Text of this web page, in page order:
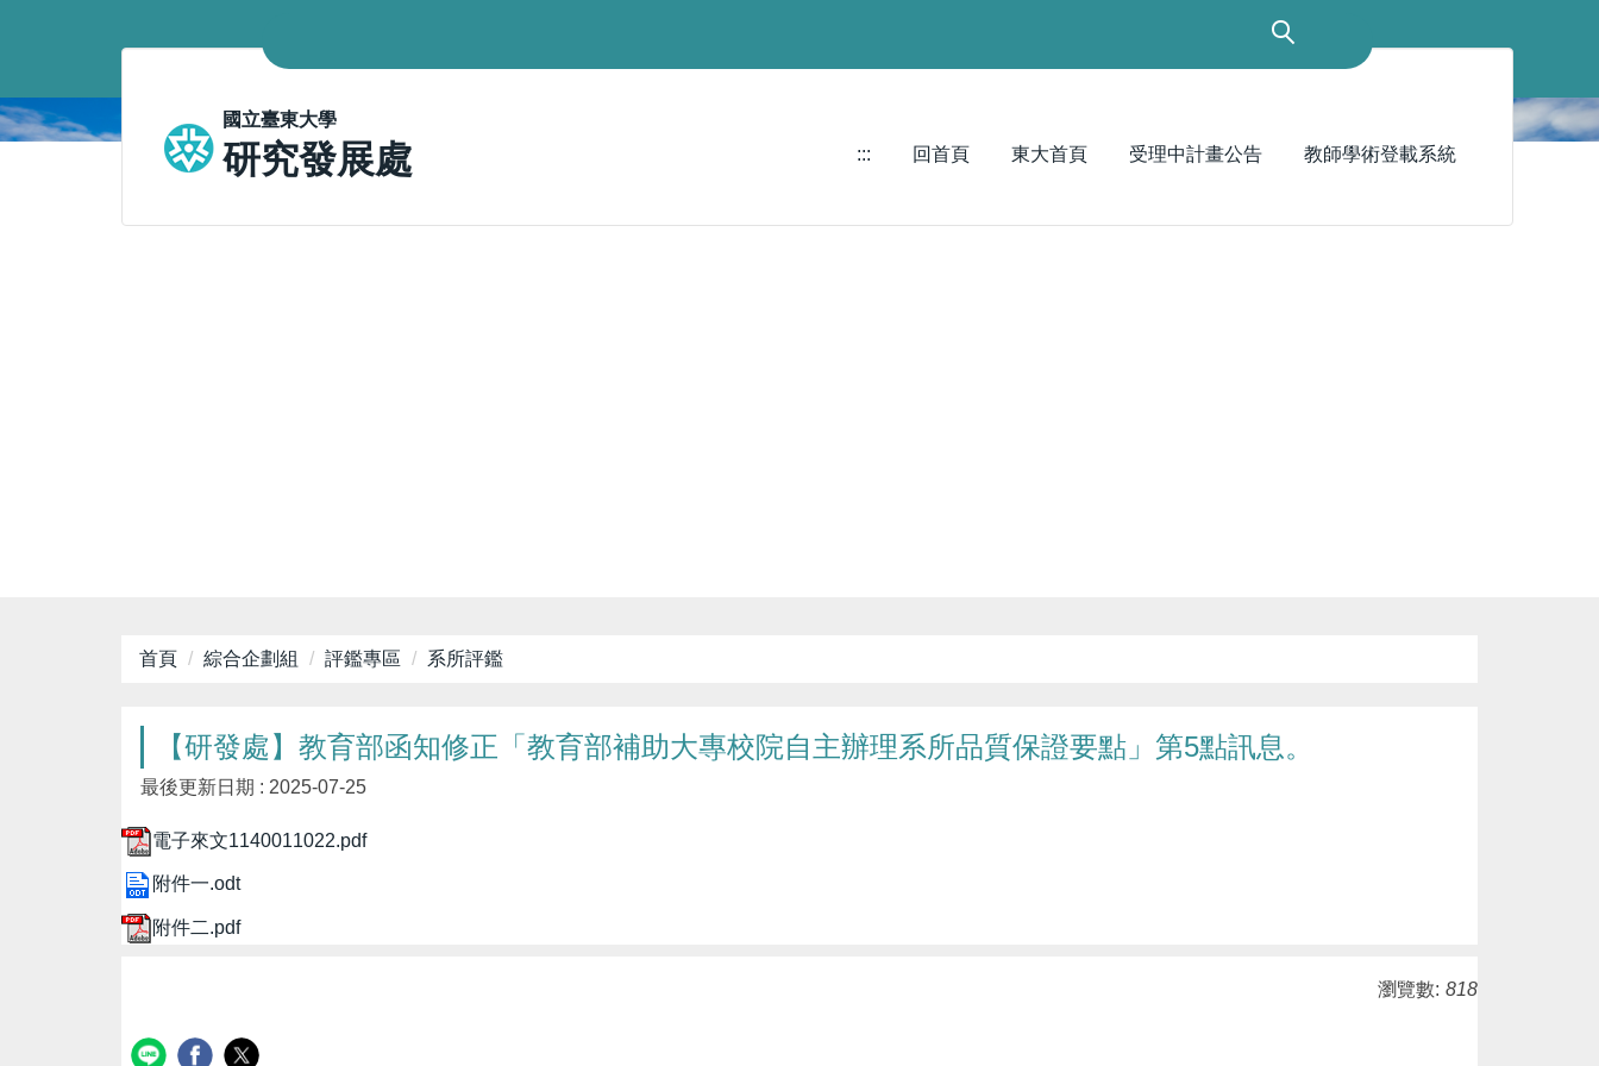
要
內
國立臺東大學
研究發展處 ::: 回首頁 東大首頁 受理中計畫公告 教師學術登載系統
首頁 綜合企劃組 評鑑專區 系所評鑑
【研發處】教育部函知修正「教育部補助大專校院自主辦理系所品質保證要點」第5點訊息。
最後更新日期 : 2025-07-25
電子來文1140011022.pdf
附件一.odt
附件二.pdf
瀏覽數: 818